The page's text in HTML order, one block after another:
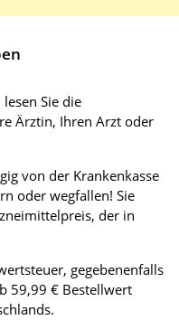
Sie die
Ärztin, Ihren Arzt oder
von der Krankenkasse
oder wegfallen! Sie
der in
gegebenenfalls
59,99 € Bestellwert